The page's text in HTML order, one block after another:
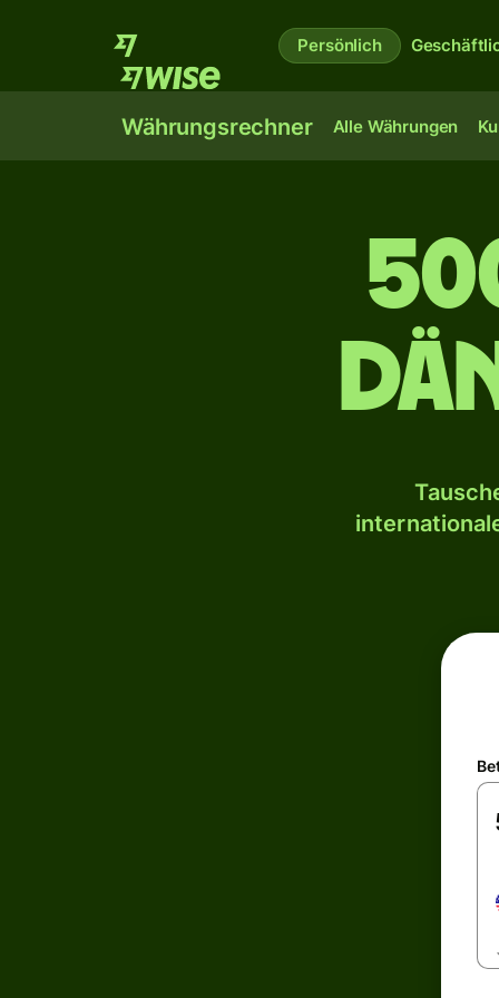
Persönlich
Währungsrechner Alle Währungen